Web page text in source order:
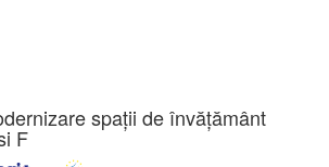
spații de învățământ
F